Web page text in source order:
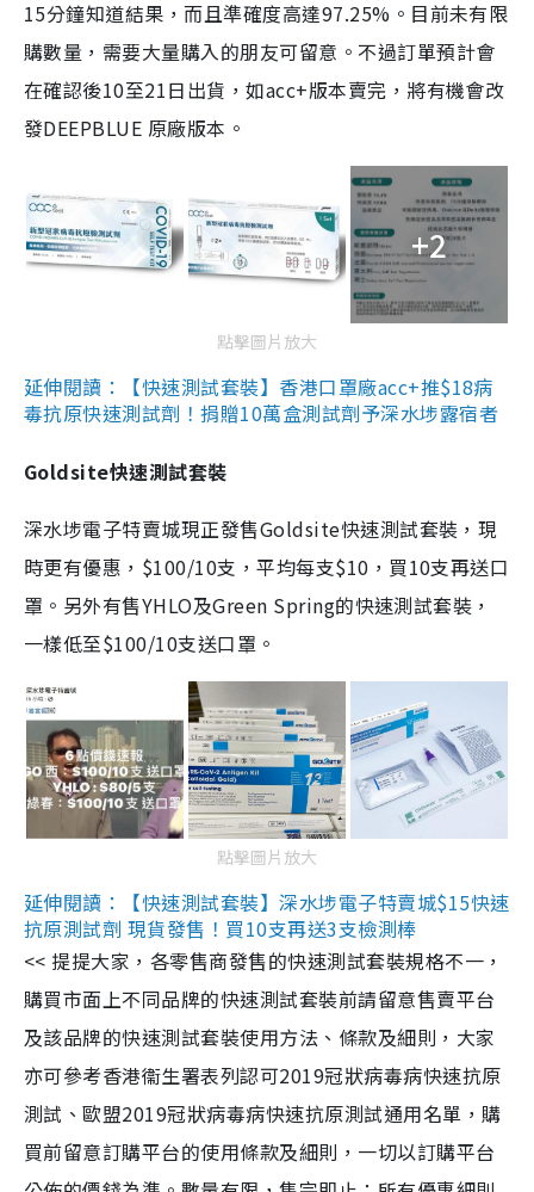
15分鐘知道結果，而且準確度高達97.25%。目前未有限
購數量，需要大量購入的朋友可留意。不過訂單預計會
在確認後10至21日出貨，如acc+版本賣完，將有機會改
發DEEPBLUE 原廠版本。
+2
點擊圖片放大
延伸閱讀：【快速測試套裝】香港口罩廠acc+推$18病
毒抗原快速測試劑！捐贈10萬盒測試劑予深水埗露宿者
Goldsite快速測試套裝
深水埗電子特賣城現正發售Goldsite快速測試套裝，現
時更有優惠，$100/10支，平均每支$10，買10支再送口
罩。另外有售YHLO及Green Spring的快速測試套裝，
一樣低至$100/10支送口罩。
點擊圖片放大
延伸閱讀：【快速測試套裝】深水埗電子特賣城$15快速
抗原測試劑 現貨發售！買10支再送3支檢測棒
<< 提提大家，各零售商發售的快速測試套裝規格不一，
購買市面上不同品牌的快速測試套裝前請留意售賣平台
及該品牌的快速測試套裝使用方法、條款及細則，大家
亦可參考香港衞生署表列認可2019冠狀病毒病快速抗原
測試、歐盟2019冠狀病毒病快速抗原測試通用名單，購
買前留意訂購平台的使用條款及細則，一切以訂購平台